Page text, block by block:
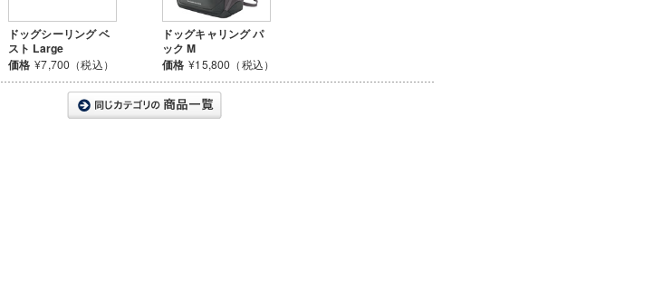
ドッグシーリング ベ
スト Large
価格 ¥7,700（税込）
ドッグキャリング パ
ック M
価格 ¥15,800（税込）